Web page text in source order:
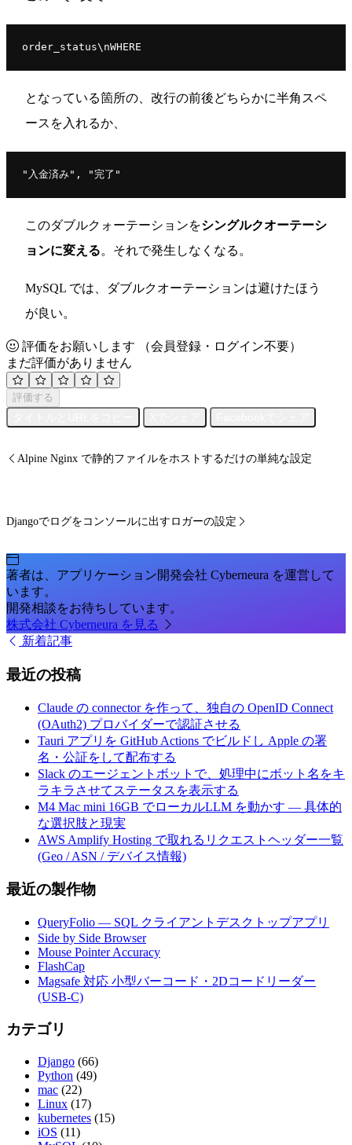
order_status\nWHERE
となっている箇所の、改行の前後どちらかに半角スペ
ースを入れるか、
"入金済み", "完了"
このダブルクォーテーションをシングルクオーテーシ
ョンに変える。それで発生しなくなる。
MySQL では、ダブルクオーテーションは避けたほう
が良い。
評価をお願いします
（会員登録・ログイン不要）
まだ評価がありません
評価する
Alpine Nginx で静的ファイルをホストするだけの単純な設定
Djangoでログをコンソールに出すロガーの設定
著者は、アプリケーション開発会社 Cyberneura を運営して
います。
開発相談をお待ちしています。
株式会社 Cyberneura を見る
新着記事
最近の投稿
Claude の connector を作って、独自の OpenID Connect
(OAuth2) プロバイダーで認証させる
Tauri アプリを GitHub Actions でビルドし Apple の署
名・公証をして配布する
Slack のエージェントボットで、処理中にボット名をキ
ラキラさせてステータスを表示する
M4 Mac mini 16GB でローカルLLM を動かす — 具体的
な選択肢と現実
AWS Amplify Hosting で取れるリクエストヘッダー一覧
(Geo / ASN / デバイス情報)
最近の製作物
QueryFolio — SQL クライアントデスクトップアプリ
Side by Side Browser
Mouse Pointer Accuracy
FlashCap
Magsafe 対応 小型バーコード・2Dコードリーダー
(USB-C)
カテゴリ
Django (66)
Python (49)
mac (22)
Linux (17)
kubernetes (15)
iOS (11)